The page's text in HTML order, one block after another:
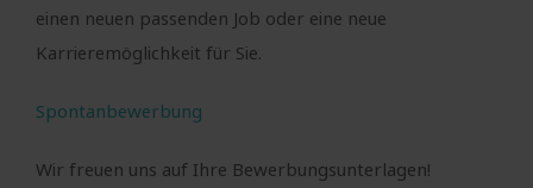
einen neuen passenden Job oder eine neue
Karrieremöglichkeit für Sie.
Spontanbewerbung
Wir freuen uns auf Ihre Bewerbungsunterlagen!